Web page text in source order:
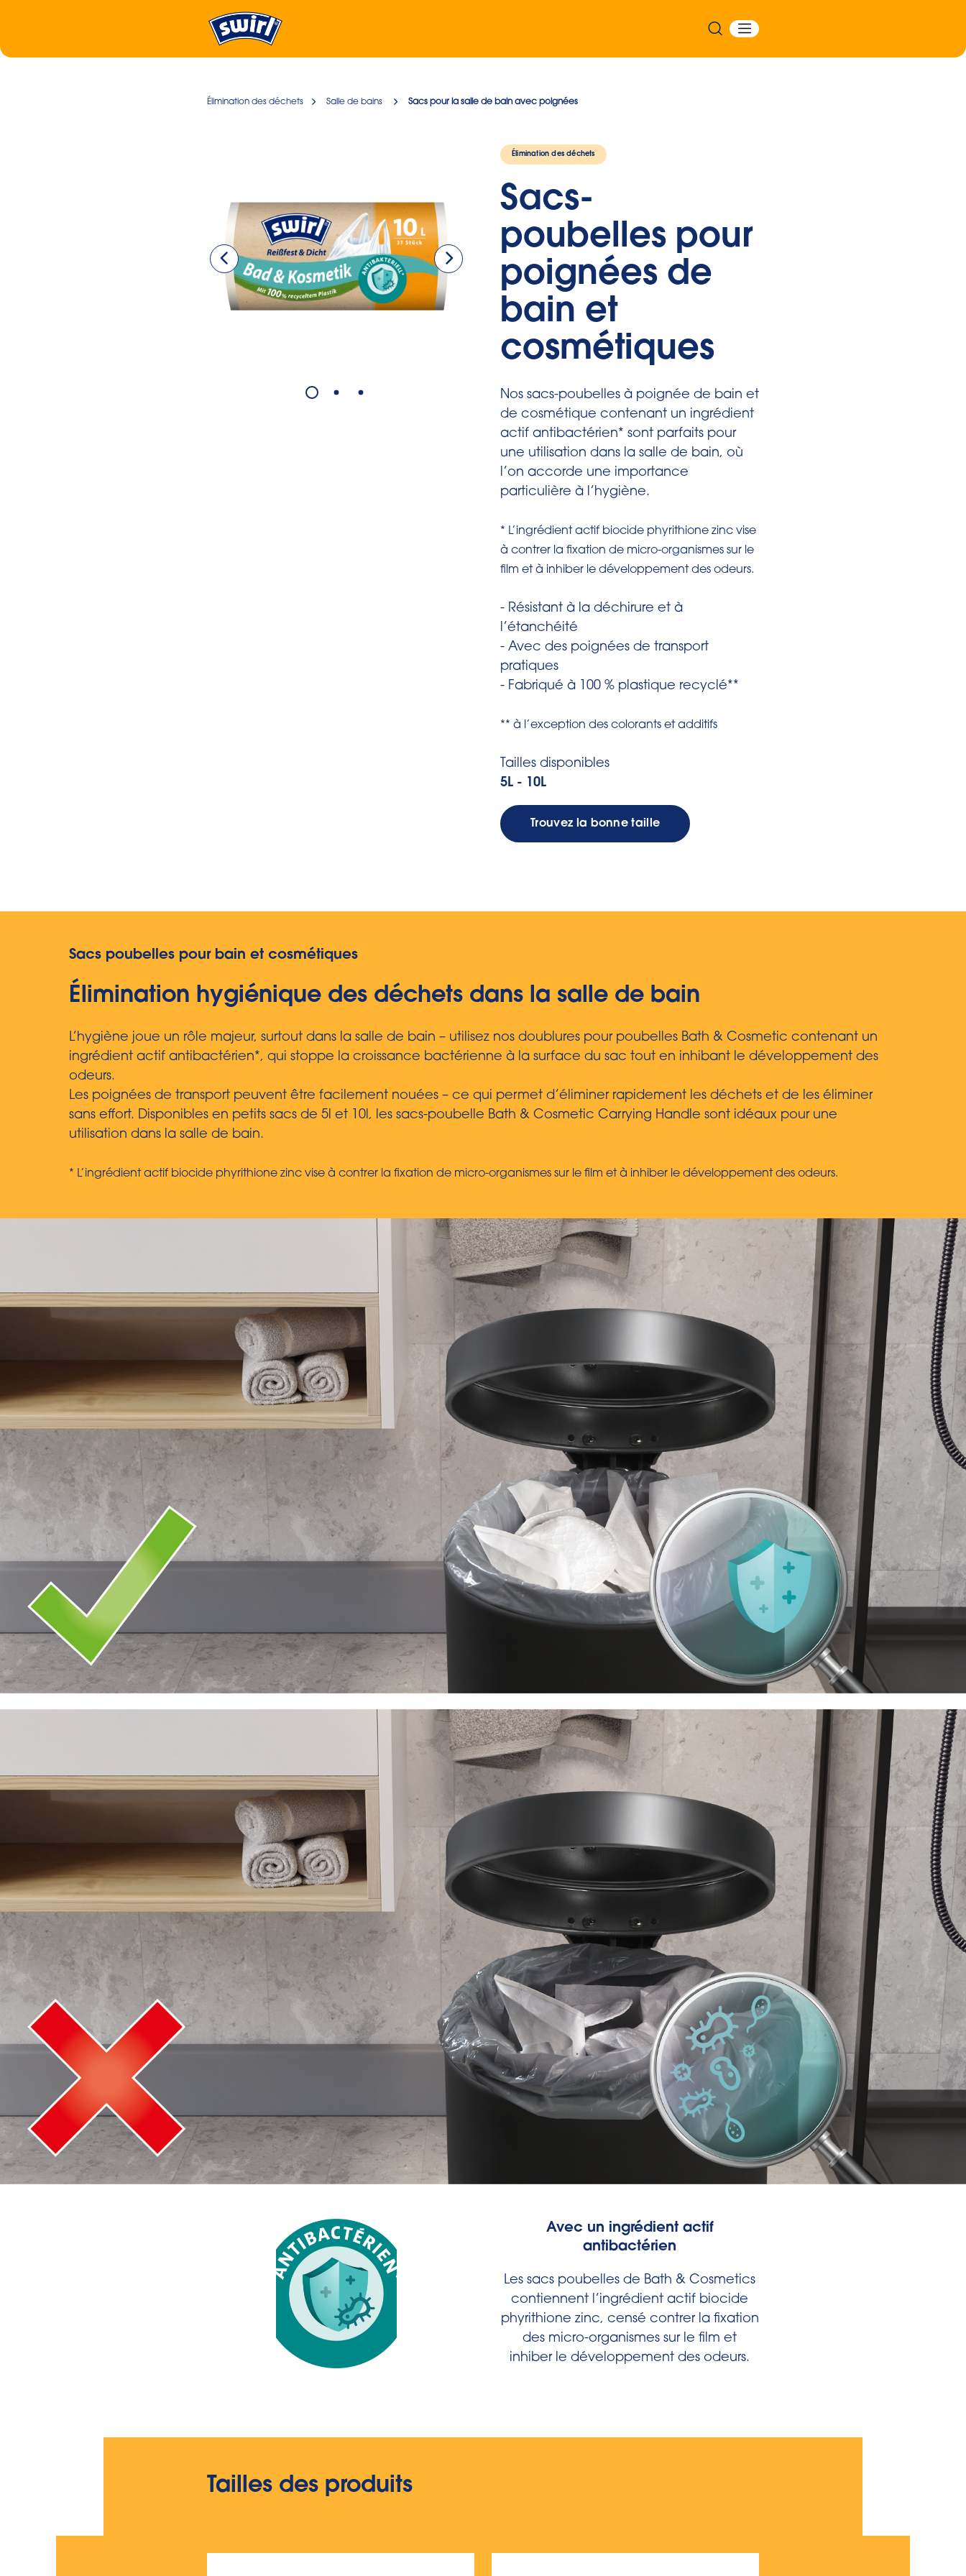
Élimination des déchets Salle de bains Sacs pour la salle de bain avec poignées
Élimination des déchets
Sacs-
poubelles pour
poignées de
bain et
cosmétiques
Nos sacs-poubelles à poignée de bain et
de cosmétique contenant un ingrédient
actif antibactérien* sont parfaits pour
une utilisation dans la salle de bain, où
l’on accorde une importance
particulière à l’hygiène.
* L’ingrédient actif biocide phyrithione zinc vise
à contrer la fixation de micro-organismes sur le
film et à inhiber le développement des odeurs.
- Résistant à la déchirure et à
l’étanchéité
- Avec des poignées de transport
pratiques
- Fabriqué à 100 % plastique recyclé**
** à l’exception des colorants et additifs
Tailles disponibles
5L - 10L
Trouvez la bonne taille
Sacs poubelles pour bain et cosmétiques
Élimination hygiénique des déchets dans la salle de bain
L’hygiène joue un rôle majeur, surtout dans la salle de bain – utilisez nos doublures pour poubelles Bath & Cosmetic contenant un
ingrédient actif antibactérien*, qui stoppe la croissance bactérienne à la surface du sac tout en inhibant le développement des
odeurs.
Les poignées de transport peuvent être facilement nouées – ce qui permet d’éliminer rapidement les déchets et de les éliminer
sans effort. Disponibles en petits sacs de 5l et 10l, les sacs-poubelle Bath & Cosmetic Carrying Handle sont idéaux pour une
utilisation dans la salle de bain.
* L’ingrédient actif biocide phyrithione zinc vise à contrer la fixation de micro-organismes sur le film et à inhiber le développement des odeurs.
Avec un ingrédient actif
antibactérien
Les sacs poubelles de Bath & Cosmetics
contiennent l’ingrédient actif biocide
phyrithione zinc, censé contrer la fixation
des micro-organismes sur le film et
inhiber le développement des odeurs.
Tailles des produits